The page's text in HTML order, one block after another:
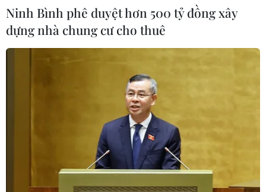
Ninh Bình phê duyệt hơn 500 tỷ đồng xây
dựng nhà chung cư cho thuê